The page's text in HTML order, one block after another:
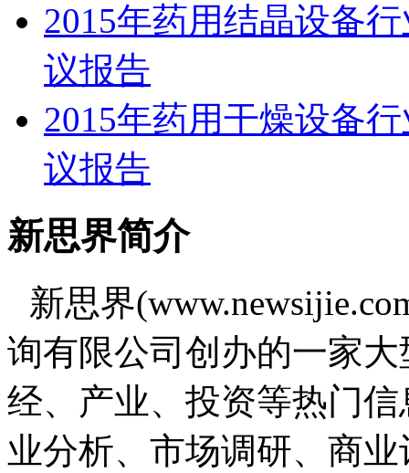
2015年药用结晶设备
议报告
2015年药用干燥设备
议报告
新思界简介
新思界
询有限公司创办的一家
经、产业、投资等热门
业分析、市场调研、商